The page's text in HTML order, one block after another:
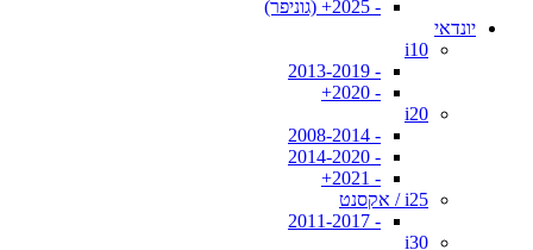
- 2025+ (גוניפר)
יונדאי
i10
- 2013-2019
- 2020+
i20
- 2008-2014
- 2014-2020
- 2021+
i25 / אקסנט
- 2011-2017
i30